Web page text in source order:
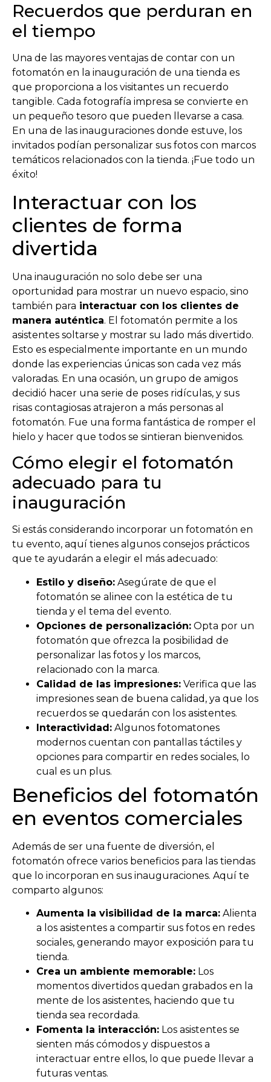
Recuerdos que perduran en
el tiempo
Una de las mayores ventajas de contar con un
fotomatón en la inauguración de una tienda es
que proporciona a los visitantes un recuerdo
tangible. Cada fotografía impresa se convierte en
un pequeño tesoro que pueden llevarse a casa.
En una de las inauguraciones donde estuve, los
invitados podían personalizar sus fotos con marcos
temáticos relacionados con la tienda. ¡Fue todo un
éxito!
Interactuar con los
clientes de forma
divertida
Una inauguración no solo debe ser una
oportunidad para mostrar un nuevo espacio, sino
también para interactuar con los clientes de
manera auténtica. El fotomatón permite a los
asistentes soltarse y mostrar su lado más divertido.
Esto es especialmente importante en un mundo
donde las experiencias únicas son cada vez más
valoradas. En una ocasión, un grupo de amigos
decidió hacer una serie de poses ridículas, y sus
risas contagiosas atrajeron a más personas al
fotomatón. Fue una forma fantástica de romper el
hielo y hacer que todos se sintieran bienvenidos.
Cómo elegir el fotomatón
adecuado para tu
inauguración
Si estás considerando incorporar un fotomatón en
tu evento, aquí tienes algunos consejos prácticos
que te ayudarán a elegir el más adecuado:
Estilo y diseño: Asegúrate de que el
fotomatón se alinee con la estética de tu
tienda y el tema del evento.
Opciones de personalización: Opta por un
fotomatón que ofrezca la posibilidad de
personalizar las fotos y los marcos,
relacionado con la marca.
Calidad de las impresiones: Verifica que las
impresiones sean de buena calidad, ya que los
recuerdos se quedarán con los asistentes.
Interactividad: Algunos fotomatones
modernos cuentan con pantallas táctiles y
opciones para compartir en redes sociales, lo
cual es un plus.
Beneficios del fotomatón
en eventos comerciales
Además de ser una fuente de diversión, el
fotomatón ofrece varios beneficios para las tiendas
que lo incorporan en sus inauguraciones. Aquí te
comparto algunos:
Aumenta la visibilidad de la marca: Alienta
a los asistentes a compartir sus fotos en redes
sociales, generando mayor exposición para tu
tienda.
Crea un ambiente memorable: Los
momentos divertidos quedan grabados en la
mente de los asistentes, haciendo que tu
tienda sea recordada.
Fomenta la interacción: Los asistentes se
sienten más cómodos y dispuestos a
interactuar entre ellos, lo que puede llevar a
futuras ventas.